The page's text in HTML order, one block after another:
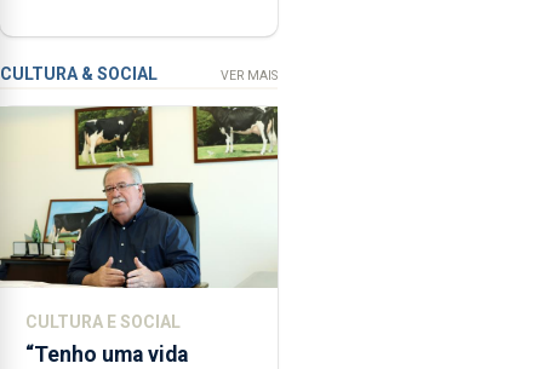
condições
de
ensino
instituição
CULTURA & SOCIAL VER MAIS
CULTURA E SOCIAL
“Tenho uma vida